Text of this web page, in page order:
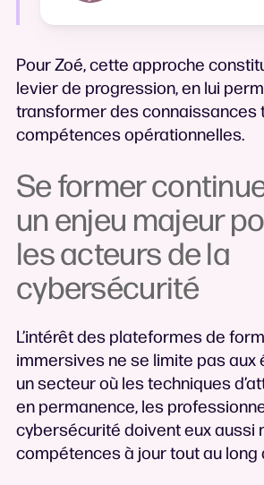
Pour Zoé, cette approche
levier de progression, en lui
transformer des connaissances
compétences opérationnelles.
Se former
un enjeu majeur
les acteurs de la
cybersécurité
L’intérêt des plateformes de
immersives ne se limite pas aux
un secteur où les techniques
en permanence, les
cybersécurité doivent eux aussi
compétences à jour tout au long